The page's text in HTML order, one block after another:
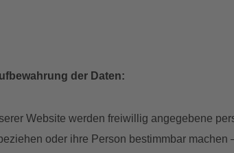
der Daten:
Website werden freiwillig angegebene
oder ihre Person bestimmbar